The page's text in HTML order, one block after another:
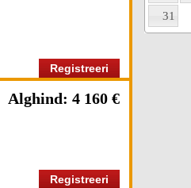
Registreeri
Alghind: 4 160 €
Registreeri
31